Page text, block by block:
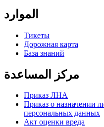
الموارد
Тикеты
Дорожная карта
База знаний
مركز المساعدة
Приказ ЛНА
Приказ о назначении
персональных данных
Акт оценки вреда